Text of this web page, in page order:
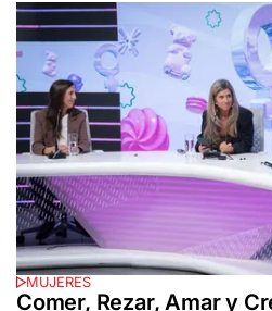
MUJERES
Comer, Rezar, Amar y